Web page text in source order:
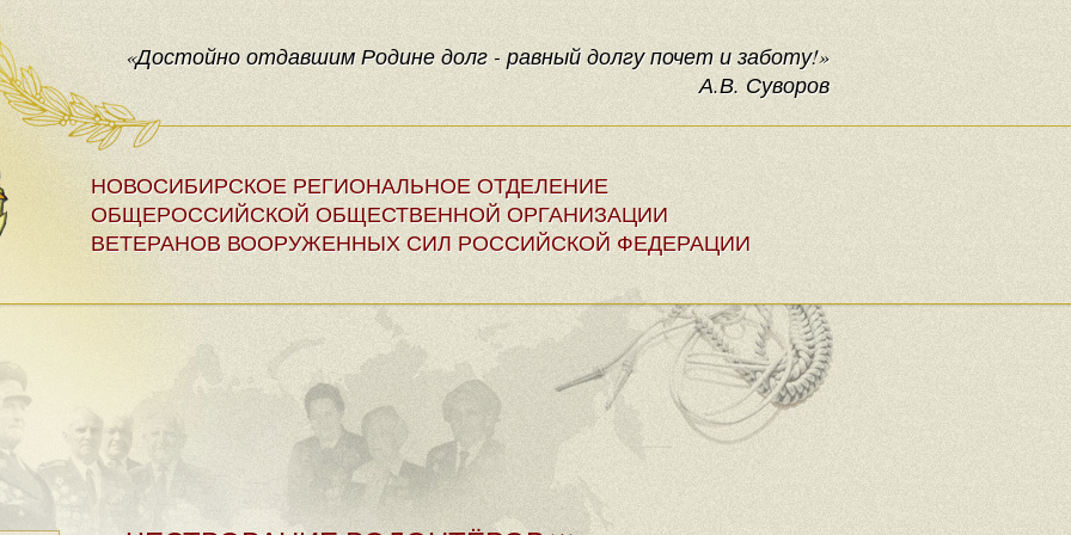
«Достойно отдавшим Родине долг - равный долгу почет и заботу!»
А.В. Суворов
НОВОСИБИРСКОЕ РЕГИОНАЛЬНОЕ ОТДЕЛЕНИЕ
ОБЩЕРОССИЙСКОЙ ОБЩЕСТВЕННОЙ ОРГАНИЗАЦИИ
ВЕТЕРАНОВ ВООРУЖЕННЫХ СИЛ РОССИЙСКОЙ ФЕДЕРАЦИИ